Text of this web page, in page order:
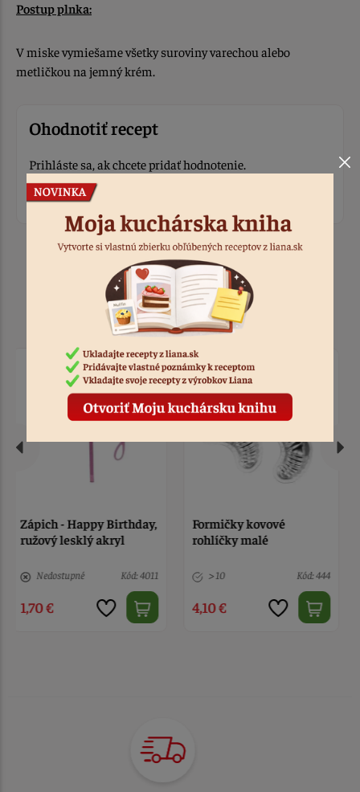
Postup plnka:
V miske vymiešame všetky suroviny varechou alebo
metličkou na jemný krém.
Ohodnotiť recept
Prihláste sa, ak chcete pridať hodnotenie.
Prihlásiť sa
Produkty k receptu
Formičky kovové
rohlíčky malé
> 10 Kód: 444
4,10 €
Cake mix Liana 1kg
> 10 Kód: 12726
4,60 €